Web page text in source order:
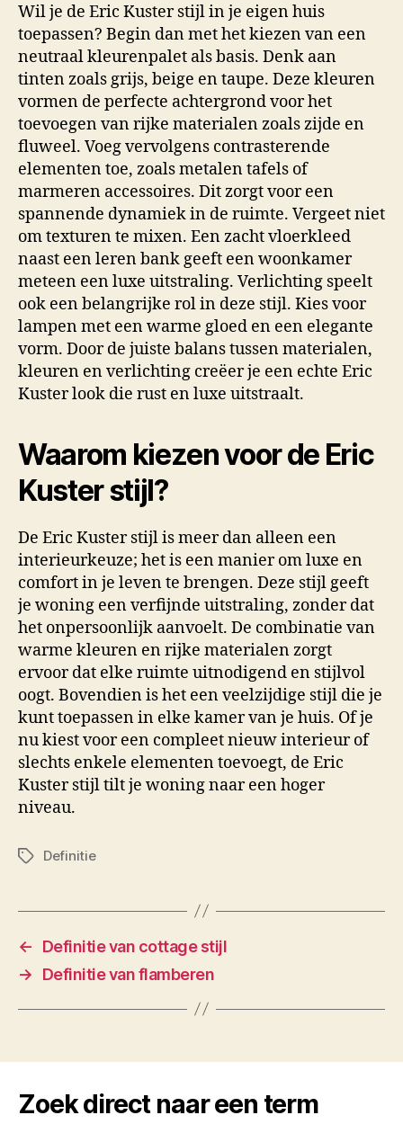
Wil je de Eric Kuster stijl in je eigen huis
toepassen? Begin dan met het kiezen van een
neutraal kleurenpalet als basis. Denk aan
tinten zoals grijs, beige en taupe. Deze kleuren
vormen de perfecte achtergrond voor het
toevoegen van rijke materialen zoals zijde en
fluweel. Voeg vervolgens contrasterende
elementen toe, zoals metalen tafels of
marmeren accessoires. Dit zorgt voor een
spannende dynamiek in de ruimte. Vergeet niet
om texturen te mixen. Een zacht vloerkleed
naast een leren bank geeft een woonkamer
meteen een luxe uitstraling. Verlichting speelt
ook een belangrijke rol in deze stijl. Kies voor
lampen met een warme gloed en een elegante
vorm. Door de juiste balans tussen materialen,
kleuren en verlichting creëer je een echte Eric
Kuster look die rust en luxe uitstraalt.
Waarom kiezen voor de Eric
Kuster stijl?
De Eric Kuster stijl is meer dan alleen een
interieurkeuze; het is een manier om luxe en
comfort in je leven te brengen. Deze stijl geeft
je woning een verfijnde uitstraling, zonder dat
het onpersoonlijk aanvoelt. De combinatie van
warme kleuren en rijke materialen zorgt
ervoor dat elke ruimte uitnodigend en stijlvol
oogt. Bovendien is het een veelzijdige stijl die je
kunt toepassen in elke kamer van je huis. Of je
nu kiest voor een compleet nieuw interieur of
slechts enkele elementen toevoegt, de Eric
Kuster stijl tilt je woning naar een hoger
niveau.
TagsDefinitie
←
Definitie van cottage stijl
→
Definitie van flamberen
Zoek direct naar een term